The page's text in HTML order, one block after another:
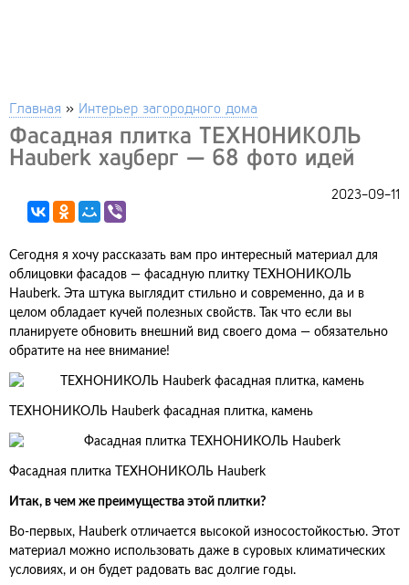
Главная » Интерьер загородного дома
Фасадная плитка ТЕХНОНИКОЛЬ
Hauberk хауберг — 68 фото идей
2023-09-11
Сегодня я хочу рассказать вам про интересный материал для
облицовки фасадов — фасадную плитку ТЕХНОНИКОЛЬ
Hauberk. Эта штука выглядит стильно и современно, да и в
целом обладает кучей полезных свойств. Так что если вы
планируете обновить внешний вид своего дома — обязательно
обратите на нее внимание!
ТЕХНОНИКОЛЬ Hauberk фасадная плитка, камень
Фасадная плитка ТЕХНОНИКОЛЬ Hauberk
Итак, в чем же преимущества этой плитки?
Во-первых, Hauberk отличается высокой износостойкостью. Этот
материал можно использовать даже в суровых климатических
условиях, и он будет радовать вас долгие годы.